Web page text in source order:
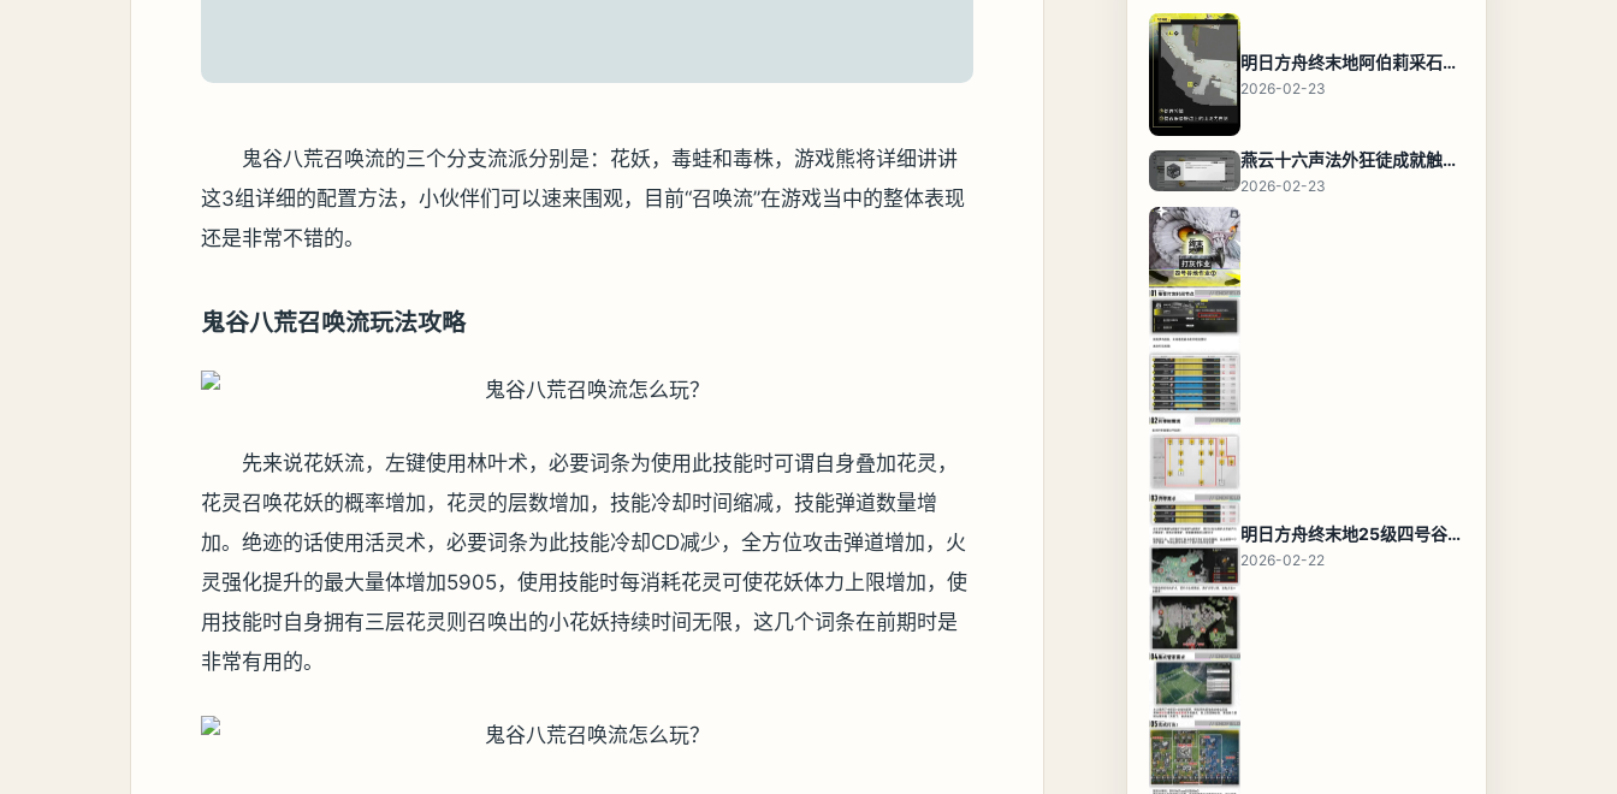
鬼谷八荒召唤流的三个分支流派分别是：花妖，毒蛙和毒株，游戏熊将详细讲讲
这3组详细的配置方法，小伙伴们可以速来围观，目前“召唤流”在游戏当中的整体表现
还是非常不错的。
鬼谷八荒召唤流玩法攻略
先来说花妖流，左键使用林叶术，必要词条为使用此技能时可谓自身叠加花灵，
花灵召唤花妖的概率增加，花灵的层数增加，技能冷却时间缩减，技能弹道数量增
加。绝迹的话使用活灵术，必要词条为此技能冷却CD减少，全方位攻击弹道增加，火
灵强化提升的最大量体增加5905，使用技能时每消耗花灵可使花妖体力上限增加，使
用技能时自身拥有三层花灵则召唤出的小花妖持续时间无限，这几个词条在前期时是
非常有用的。
明日方舟终末地阿伯莉采石场宝箱全收集攻略，全点位分布图与路线
2026-02-23
燕云十六声法外狂徒成就触发条件与通关攻略
2026-02-23
明日方舟终末地25级四号谷地基地蓝图，高效布局规划
2026-02-22